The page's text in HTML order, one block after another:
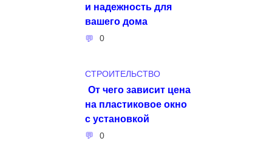
и надежность для
вашего дома
0
СТРОИТЕЛЬСТВО
От чего зависит цена
на пластиковое окно
с установкой
0